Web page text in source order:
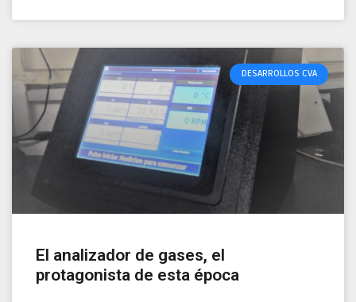
DESARROLLOS CVA
El analizador de gases, el
protagonista de esta época